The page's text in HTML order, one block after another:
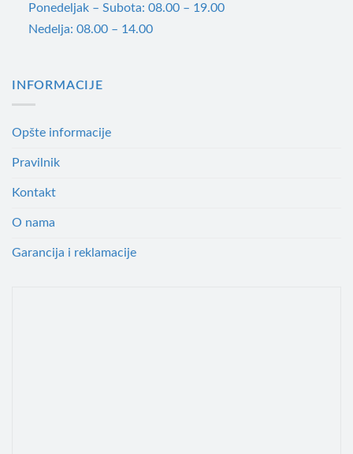
Ponedeljak – Subota: 08.00 – 19.00
Nedelja: 08.00 – 14.00
INFORMACIJE
Opšte informacije
Pravilnik
Kontakt
O nama
Garancija i reklamacije